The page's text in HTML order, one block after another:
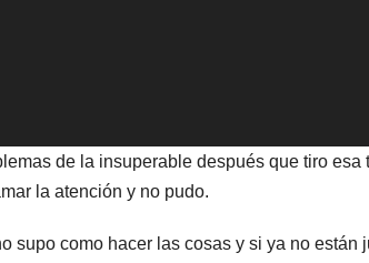
de la insuperable después que tiro
la atención y no pudo.
supo como hacer las cosas y si ya no